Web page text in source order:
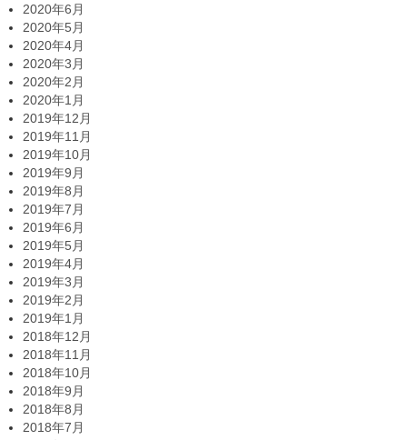
2020年6月
2020年5月
2020年4月
2020年3月
2020年2月
2020年1月
2019年12月
2019年11月
2019年10月
2019年9月
2019年8月
2019年7月
2019年6月
2019年5月
2019年4月
2019年3月
2019年2月
2019年1月
2018年12月
2018年11月
2018年10月
2018年9月
2018年8月
2018年7月